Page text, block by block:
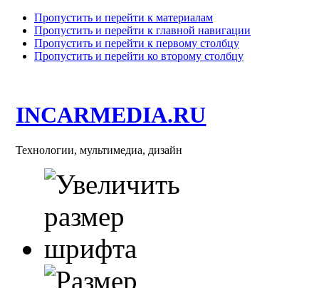
Пропустить и перейти к материалам
Пропустить и перейти к главной навигации
Пропустить и перейти к первому столбцу
Пропустить и перейти ко второму столбцу
INCARMEDIA.RU
Технологии, мультимедиа, дизайн